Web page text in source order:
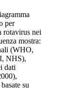
per
rotavirus nei
mostra:
(WHO,
NHS),
dati
su